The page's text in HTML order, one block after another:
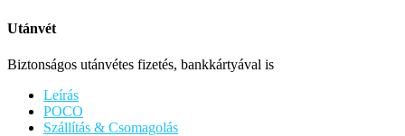
Utánvét
Biztonságos utánvétes fizetés, bankkártyával is
Leírás
POCO
Szállítás & Csomagolás